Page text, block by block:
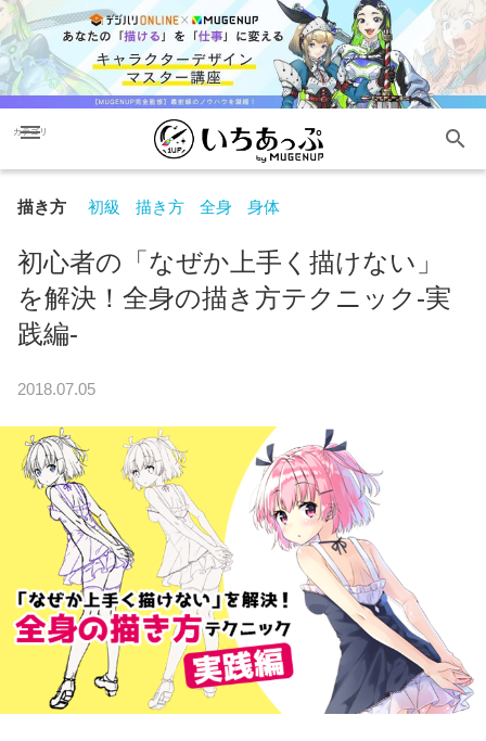
menu
カテゴリ search
描き方 初級 描き方 全身 身体
初心者の「なぜか上手く描けない」
を解決！全身の描き方テクニック-実
践編-
2018.07.05